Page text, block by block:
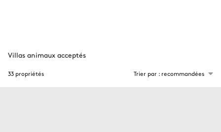
33 propriétés Trier par : recommandées
Villas animaux acceptés